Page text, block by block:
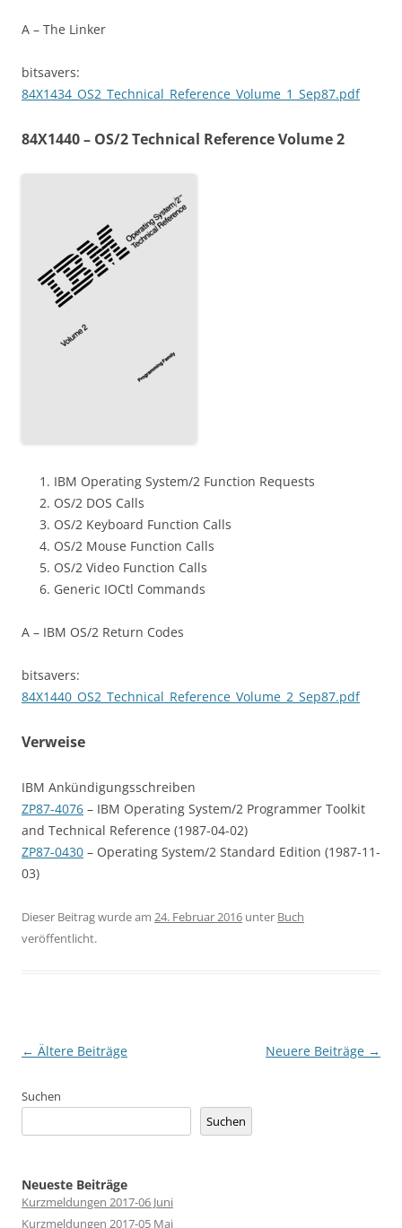
A – The Linker
bitsavers:
84X1434_OS2_Technical_Reference_Volume_1_Sep87.pdf
84X1440 – OS/2 Technical Reference Volume 2
IBM Operating System/2 Function Requests
OS/2 DOS Calls
OS/2 Keyboard Function Calls
OS/2 Mouse Function Calls
OS/2 Video Function Calls
Generic IOCtl Commands
A – IBM OS/2 Return Codes
bitsavers:
84X1440_OS2_Technical_Reference_Volume_2_Sep87.pdf
Verweise
IBM Ankündigungsschreiben
ZP87-4076 – IBM Operating System/2 Programmer Toolkit
and Technical Reference (1987-04-02)
ZP87-0430 – Operating System/2 Standard Edition (1987-11-
03)
Dieser Beitrag wurde am 24. Februar 2016 unter Buch
veröffentlicht.
Beitragsnavigation
← Ältere Beiträge Neuere Beiträge →
Suchen
Suchen
Neueste Beiträge
Kurzmeldungen 2017-06 Juni
Kurzmeldungen 2017-05 Mai